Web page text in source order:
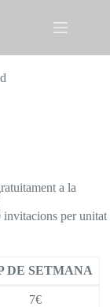
a la
invitacions per unitat
DE SETMANA
7€